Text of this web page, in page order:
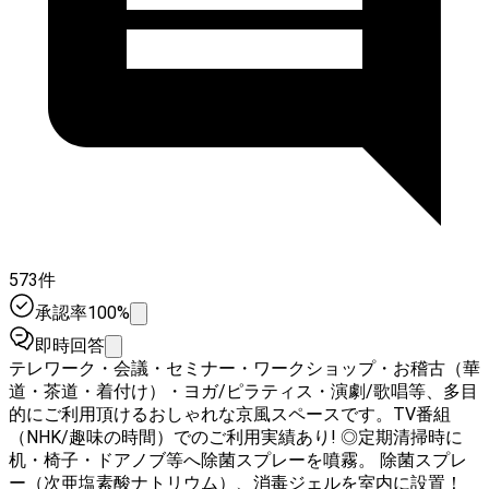
573件
承認率100%
即時回答
テレワーク・会議・セミナー・ワークショップ・お稽古（華
道・茶道・着付け）・ヨガ/ピラティス・演劇/歌唱等、多目
的にご利用頂けるおしゃれな京風スペースです。TV番組
（NHK/趣味の時間）でのご利用実績あり! ◎定期清掃時に
机・椅子・ドアノブ等へ除菌スプレーを噴霧。 除菌スプレ
ー（次亜塩素酸ナトリウム）、消毒ジェルを室内に設置！